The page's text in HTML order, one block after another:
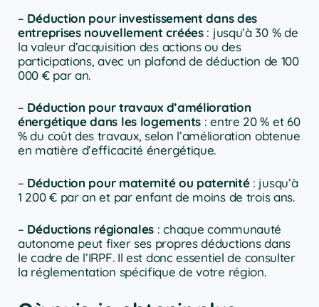
– Déduction pour investissement dans des
entreprises nouvellement créées: jusqu’à 30 % de
la valeur d’acquisition des actions ou des
participations, avec un plafond de déduction de 100
000 € par an.
– Déduction pour travaux d’amélioration
énergétique dans les logements : entre 20 % et 60
% du coût des travaux, selon l’amélioration obtenue
en matière d’efficacité énergétique.
– Déduction pour maternité ou paternité: jusqu’à
1 200 € par an et par enfant de moins de trois ans.
– Déductions régionales : chaque communauté
autonome peut fixer ses propres déductions dans
le cadre de l’IRPF. Il est donc essentiel de consulter
la réglementation spécifique de votre région.